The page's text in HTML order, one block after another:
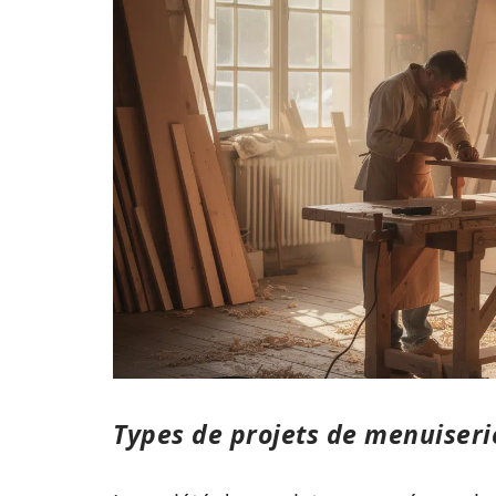
Types de projets de